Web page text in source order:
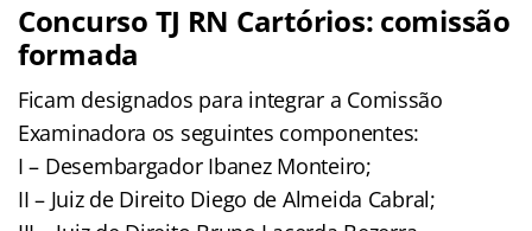
Concurso TJ RN Cartórios: comissão
formada
Ficam designados para integrar a Comissão
Examinadora os seguintes componentes:
I – Desembargador Ibanez Monteiro;
II – Juiz de Direito Diego de Almeida Cabral;